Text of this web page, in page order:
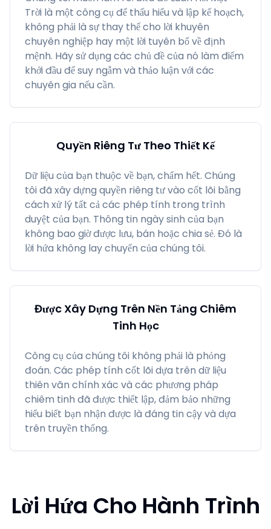
Trời là một công cụ để thấu hiểu và lập kế hoạch,
không phải là sự thay thế cho lời khuyên
chuyên nghiệp hay một lời tuyên bố về định
mệnh. Hãy sử dụng các chủ đề của nó làm điểm
khởi đầu để suy ngẫm và thảo luận với các
chuyên gia nếu cần.
Quyền Riêng Tư Theo Thiết Kế
Dữ liệu của bạn thuộc về bạn, chấm hết. Chúng
tôi đã xây dựng quyền riêng tư vào cốt lõi bằng
cách xử lý tất cả các phép tính trong trình
duyệt của bạn. Thông tin ngày sinh của bạn
không bao giờ được lưu, bán hoặc chia sẻ. Đó là
lời hứa không lay chuyển của chúng tôi.
Được Xây Dựng Trên Nền Tảng Chiêm
Tinh Học
Công cụ của chúng tôi không phải là phỏng
đoán. Các phép tính cốt lõi dựa trên dữ liệu
thiên văn chính xác và các phương pháp
chiêm tinh đã được thiết lập, đảm bảo những
hiểu biết bạn nhận được là đáng tin cậy và dựa
trên truyền thống.
Lời Hứa Cho Hành Trình